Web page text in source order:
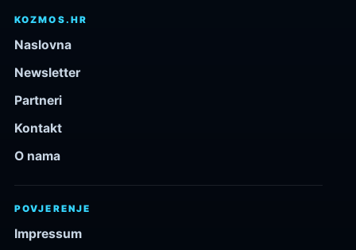
KOZMOS.HR
Naslovna
Newsletter
Partneri
Kontakt
O nama
POVJERENJE
Impressum